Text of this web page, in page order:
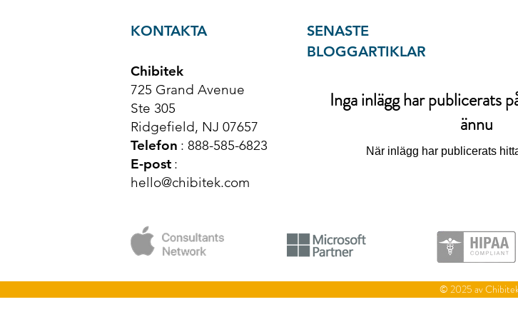
KONTAKTA
Chibitek
725 Grand Avenue
Ste 305
Ridgefield, NJ 07657
Telefon : 888-585-6823
E-post :
hello@chibitek.com
SENASTE
BLOGGARTIKLAR
Inga inlägg har publicerats
ännu
När inlägg har publicerats
© 2025 av